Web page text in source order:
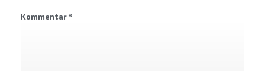
Kommentar*